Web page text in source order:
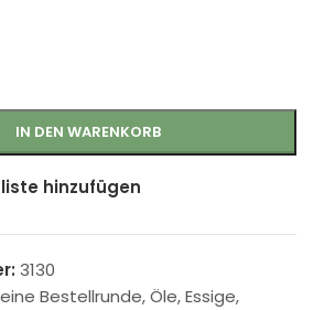
IN DEN WARENKORB
hinzufügen
3130
Bestellrunde,Öle, Essige,